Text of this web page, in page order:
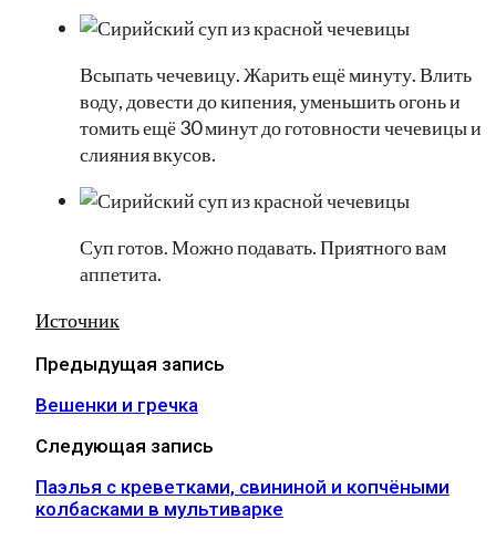
Всыпать чечевицу. Жарить ещё минуту. Влить
воду, довести до кипения, уменьшить огонь и
томить ещё 30 минут до готовности чечевицы и
слияния вкусов.
Суп готов. Можно подавать. Приятного вам
аппетита.
Источник
Предыдущая запись
Вешенки и гречка
Следующая запись
Паэлья с креветками, свининой и копчёными
колбасками в мультиварке